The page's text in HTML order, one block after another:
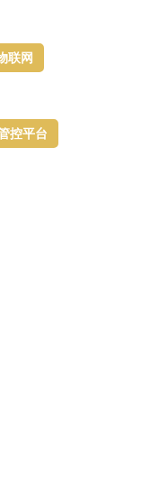
联网
控平台